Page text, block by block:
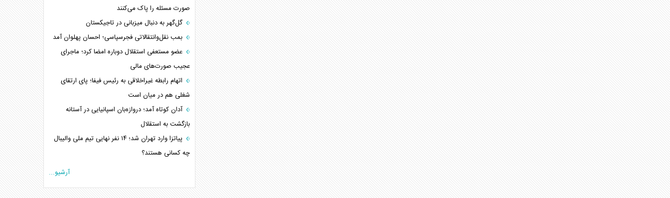
صورت مسئله را پاک می‌کنند
گل‌گهر به دنبال میزبانی در تاجیکستان
بمب نقل‌وانتقالاتی فجرسپاسی؛ احسان پهلوان آمد
عضو مستعفی استقلال دوباره امضا کرد؛ ماجرای
عجیب صورت‌های مالی
اتهام رابطه غیراخلاقی به رئیس فیفا؛ پای ارتقای
شغلی هم در میان است
آدان کوتاه آمد؛ دروازه‌بان اسپانیایی در آستانه
بازگشت به استقلال
پیاتزا وارد تهران شد؛ ۱۴ نفر نهایی تیم ملی والیبال
چه کسانی هستند؟
آرشیو...